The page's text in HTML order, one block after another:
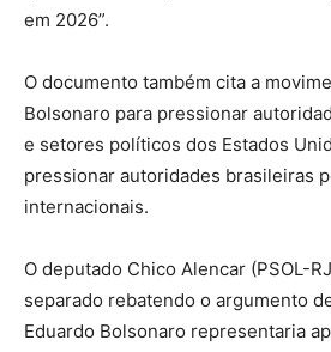
em 2026”.
O documento também cita a
Bolsonaro para pressionar
e setores políticos dos Estados
pressionar autoridades brasileiras
internacionais.
O deputado Chico Alencar (PSOL-
separado rebatendo o argumento
Eduardo Bolsonaro representaria